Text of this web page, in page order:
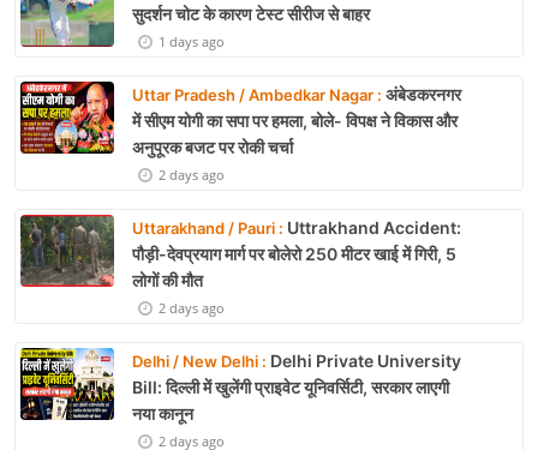
सुदर्शन चोट के कारण टेस्ट सीरीज से बाहर
1 days ago
Uttar Pradesh / Ambedkar Nagar : अंबेडकरनगर
में सीएम योगी का सपा पर हमला, बोले- विपक्ष ने विकास और
अनुपूरक बजट पर रोकी चर्चा
2 days ago
Uttarakhand / Pauri : Uttrakhand Accident:
पौड़ी-देवप्रयाग मार्ग पर बोलेरो 250 मीटर खाई में गिरी, 5
लोगों की मौत
2 days ago
Delhi / New Delhi : Delhi Private University
Bill: दिल्ली में खुलेंगी प्राइवेट यूनिवर्सिटी, सरकार लाएगी
नया कानून
2 days ago